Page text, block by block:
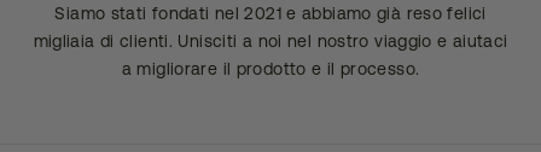
Siamo stati fondati nel 2021 e abbiamo già reso felici
migliaia di clienti. Unisciti a noi nel nostro viaggio e aiutaci
a migliorare il prodotto e il processo.